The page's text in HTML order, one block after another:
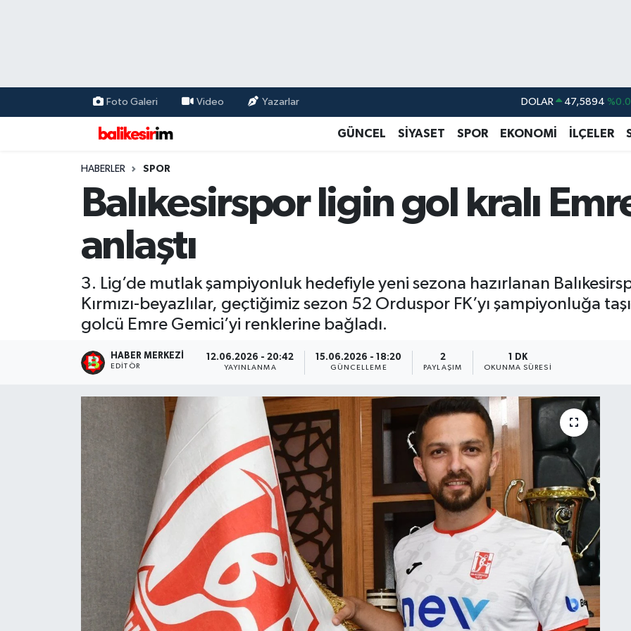
Foto Galeri Video Yazarlar DOLAR 47,5894
EURO 55,0398 %-
BİST100 13.703
GÜNCEL SİYASET SPOR EKONOMİ İLÇELER
HABERLER SPOR
Balıkesirspor ligin gol kralı
anlaştı
3. Lig’de mutlak şampiyonluk hedefiyle yeni sezona hazırlanan
Kırmızı-beyazlılar, geçtiğimiz sezon 52 Orduspor FK’yı şampiyonluğa
golcü Emre Gemici’yi renklerine bağladı.
HABER MERKEZI
EDITÖR
12.06.2026 - 20:42
YAYINLANMA
15.06.2026 - 18:20
GÜNCELLEME
2
PAYLAŞIM
1 DK
OKUNMA SÜRESI